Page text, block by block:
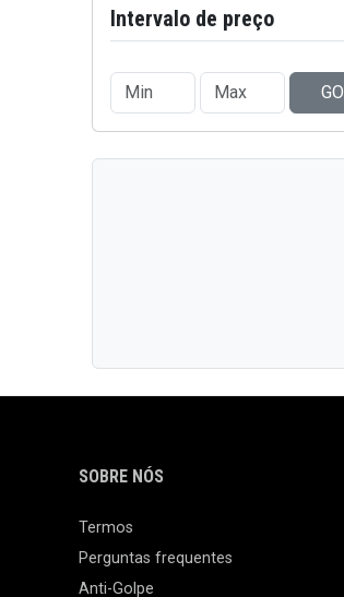
Intervalo de preço
GO
SOBRE NÓS
Termos
Perguntas frequentes
Anti-Golpe